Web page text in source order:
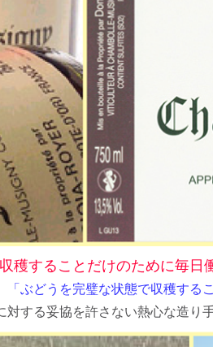
穫することだけのために毎日
「ぶどうを完璧な状態で収穫する
対する妥協を許さない熱心な造り手